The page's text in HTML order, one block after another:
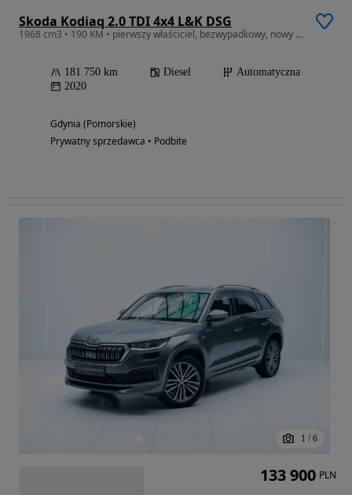
Skoda Kodiaq 2.0 TDI 4x4 L&K DSG
1968 cm3 • 190 KM • pierwszy właściciel, bezwypadkowy, nowy akumulator
181 750 km Diesel
Automatyczna
2020
Gdynia (Pomorskie)
Prywatny sprzedawca • Podbite
1 / 6
133 900 PLN